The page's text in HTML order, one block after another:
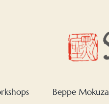
Beppe Mokuza